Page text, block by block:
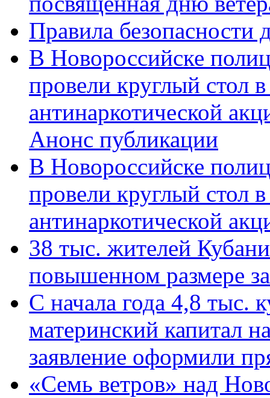
Правила безопасности
В Новороссийске
провели круглый стол
антинаркотической
Анонс публикации
В Новороссийске
провели круглый стол
антинаркотической
38 тыс. жителей
повышенном размере
С начала года 4,8 тыс.
материнский капитал
заявление оформили
«Семь ветров» над